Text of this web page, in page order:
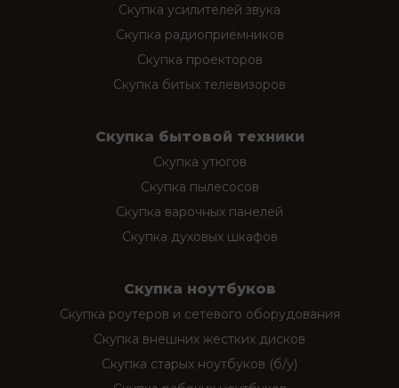
Скупка усилителей звука
Скупка радиоприёмников
Скупка проекторов
Скупка битых телевизоров
Скупка бытовой техники
Скупка утюгов
Скупка пылесосов
Скупка варочных панелей
Скупка духовых шкафов
Скупка ноутбуков
Скупка роутеров и сетевого оборудования
Скупка внешних жестких дисков
Скупка старых ноутбуков (б/у)